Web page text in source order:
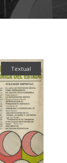
Textual